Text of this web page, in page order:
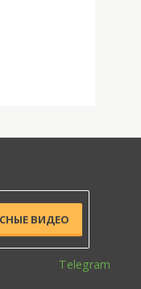
ВИДЕО
Telegram